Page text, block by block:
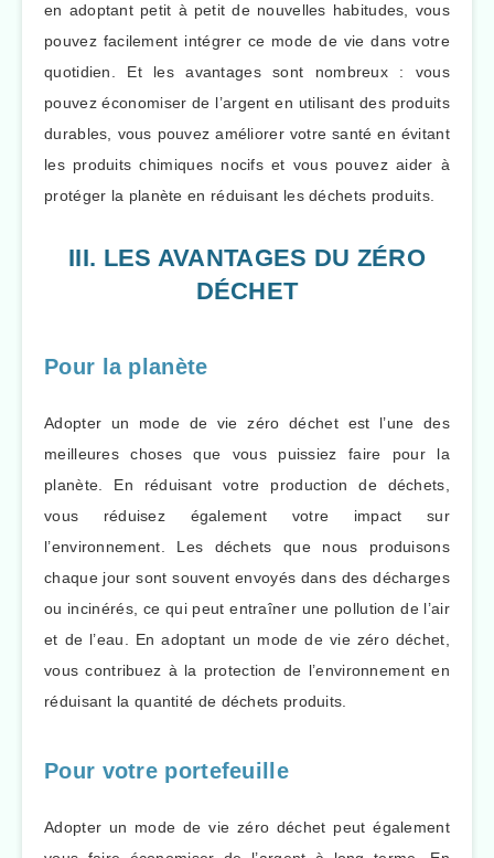
en adoptant petit à petit de nouvelles habitudes, vous
pouvez facilement intégrer ce mode de vie dans votre
quotidien. Et les avantages sont nombreux : vous
pouvez économiser de l’argent en utilisant des produits
durables, vous pouvez améliorer votre santé en évitant
les produits chimiques nocifs et vous pouvez aider à
protéger la planète en réduisant les déchets produits.
III. LES AVANTAGES DU ZÉRO
DÉCHET
Pour la planète
Adopter un mode de vie zéro déchet est l’une des
meilleures choses que vous puissiez faire pour la
planète. En réduisant votre production de déchets,
vous réduisez également votre impact sur
l’environnement. Les déchets que nous produisons
chaque jour sont souvent envoyés dans des décharges
ou incinérés, ce qui peut entraîner une pollution de l’air
et de l’eau. En adoptant un mode de vie zéro déchet,
vous contribuez à la protection de l’environnement en
réduisant la quantité de déchets produits.
Pour votre portefeuille
Adopter un mode de vie zéro déchet peut également